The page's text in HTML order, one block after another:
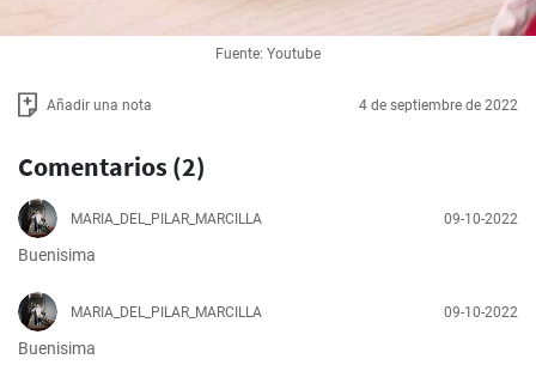
Fuente: Youtube
Añadir una nota 4 de septiembre de 2022
Comentarios (2)
MARIA_DEL_PILAR_MARCILLA 09-10-2022
Buenisima
MARIA_DEL_PILAR_MARCILLA 09-10-2022
Buenisima